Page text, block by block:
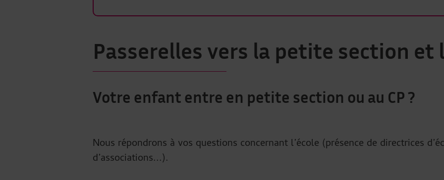
Passerelles vers la petite section et
Votre enfant entre en petite section ou au CP ?
Nous répondrons à vos questions concernant l’école (présence de directrices
d’associations...).